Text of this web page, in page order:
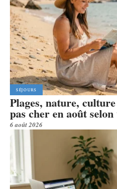
SÉJOURS
Plages, nature,
pas cher en août
6 août 2026